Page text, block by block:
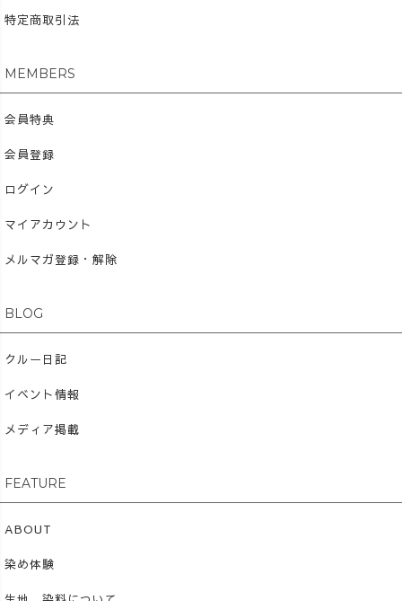
特定商取引法
MEMBERS
会員特典
会員登録
ログイン
マイアカウント
メルマガ登録・解除
BLOG
クルー日記
イベント情報
メディア掲載
FEATURE
ABOUT
染め体験